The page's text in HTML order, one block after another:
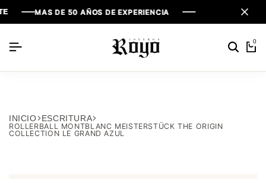
MAS DE 50 AÑOS DE EXPERIENCIA
MAS DE 50 AÑOS DE EXPERIENCIA
MAS DE 50 AÑOS DE EXPERIENCIA
0
INICIO ESCRITURA
ROLLERBALL MONTBLANC MEISTERSTÜCK THE ORIGIN
COLLECTION LE GRAND AZUL